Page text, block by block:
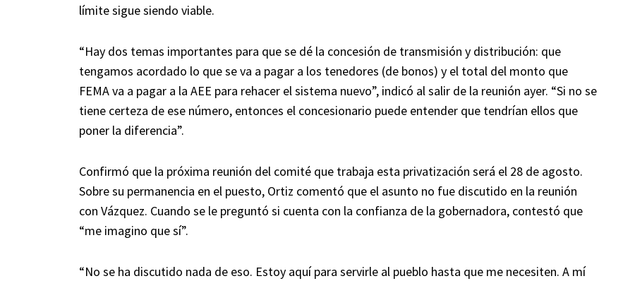
límite sigue siendo viable.
“Hay dos temas importantes para que se dé la concesión de transmisión y distribución: que
tengamos acordado lo que se va a pagar a los tenedores (de bonos) y el total del monto que
FEMA va a pagar a la AEE para rehacer el sistema nuevo”, indicó al salir de la reunión ayer. “Si no se
tiene certeza de ese número, entonces el concesionario puede entender que tendrían ellos que
poner la diferencia”.
Confirmó que la próxima reunión del comité que trabaja esta privatización será el 28 de agosto.
Sobre su permanencia en el puesto, Ortiz comentó que el asunto no fue discutido en la reunión
con Vázquez. Cuando se le preguntó si cuenta con la confianza de la gobernadora, contestó que
“me imagino que sí”.
“No se ha discutido nada de eso. Estoy aquí para servirle al pueblo hasta que me necesiten. A mí